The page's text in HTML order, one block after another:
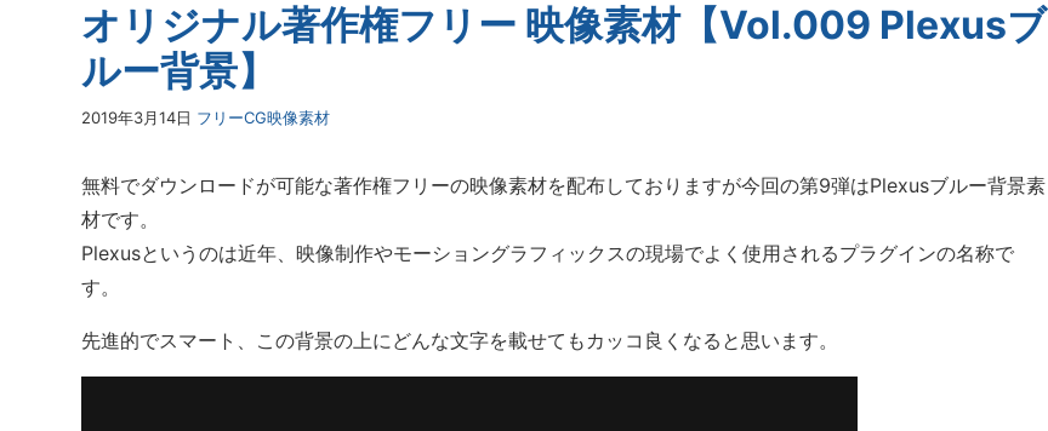
オリジナル著作権フリー 映像素材【Vol.009 Plexusブ
ルー背景】
2019年3月14日 フリーCG映像素材
無料でダウンロードが可能な著作権フリーの映像素材を配布しておりますが今回の第9弾はPlexusブルー背景素
材です。
Plexusというのは近年、映像制作やモーショングラフィックスの現場でよく使用されるプラグインの名称で
す。
先進的でスマート、この背景の上にどんな文字を載せてもカッコ良くなると思います。